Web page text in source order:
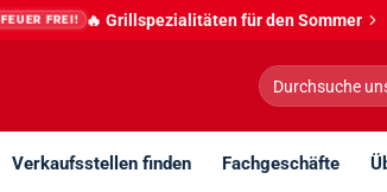
FEUER FREI! 🔥 Grillspezialitäten für den Sommer
Suche
nach:
Verkaufsstellen finden Fachgeschäfte